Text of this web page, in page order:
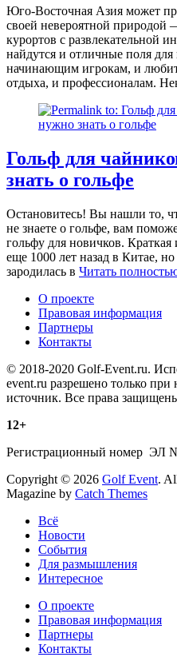
Юго-Восточная Азия может
своей невероятной природой
курортов с развлекательной
найдутся и отличные поля
начинающим игрокам, и
отдыха, и профессионалам.
Гольф для
знать о гольфе
Остановитесь! Вы нашли то,
не знаете о гольфе, вам
гольфу для новичков.
еще 1000 лет назад в Китае,
зародилась в Читать
О проекте
Правовая информация
Партнеры
Контакты
© 2018-2020 Golf-Event.ru.
event.ru разрешено только
источник. Все права
12+
Регистрационный номер
Copyright © 2026 Golf Event.
Magazine by Catch Themes
Всё
Новости
События
Для размышления
Интересное
О проекте
Правовая информация
Партнеры
Контакты